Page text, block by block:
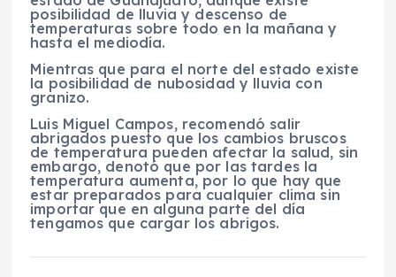
posibilidad de lluvia y descenso de
temperaturas sobre todo en la mañana y
hasta el mediodía.
Mientras que para el norte del estado existe
la posibilidad de nubosidad y lluvia con
granizo.
Luis Miguel Campos, recomendó salir
abrigados puesto que los cambios bruscos
de temperatura pueden afectar la salud, sin
embargo, denotó que por las tardes la
temperatura aumenta, por lo que hay que
estar preparados para cualquier clima sin
importar que en alguna parte del día
tengamos que cargar los abrigos.